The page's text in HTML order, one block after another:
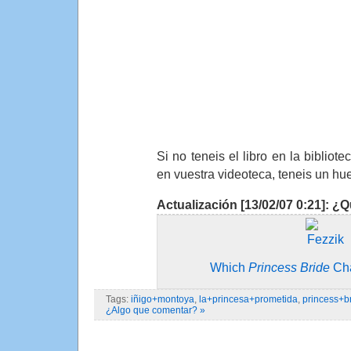
Si no teneis el libro en la
en vuestra videoteca, teneis un
Actualización [13/02/07 0:21]:
Which Princess Bride
Tags: iñigo+montoya, la+princesa+prometida,
¿Algo que comentar? »